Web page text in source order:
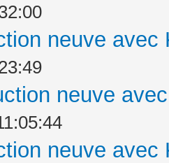
neuve avec
neuve
neuve avec